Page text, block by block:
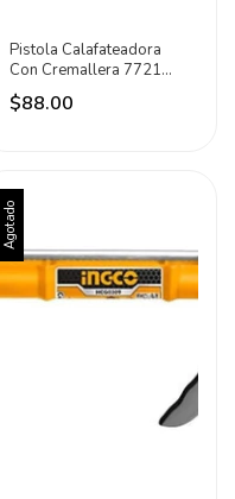
Pistola Calafateadora
Con Cremallera 7721
Santul
$88.00
Agotado